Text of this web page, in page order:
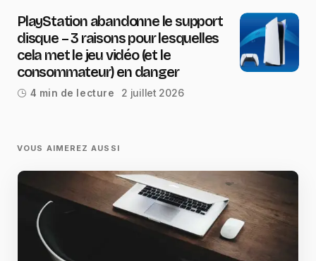
PlayStation abandonne le support
disque – 3 raisons pour lesquelles
cela met le jeu vidéo (et le
consommateur) en danger
4 min de lecture 2 juillet 2026
VOUS AIMEREZ AUSSI